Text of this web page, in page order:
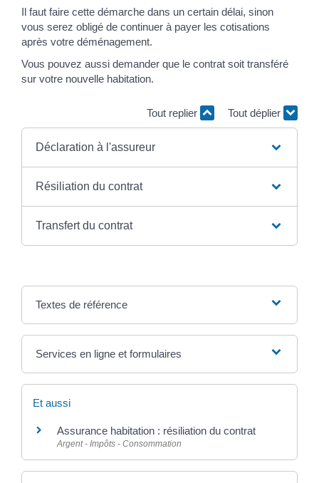
Il faut faire cette démarche dans un certain délai, sinon
vous serez obligé de continuer à payer les cotisations
après votre déménagement.
Vous pouvez aussi demander que le contrat soit transféré
sur votre nouvelle habitation.
Tout replier Tout déplier
Déclaration à l'assureur
Résiliation du contrat
Transfert du contrat
Textes de référence
Services en ligne et formulaires
Et aussi
Assurance habitation : résiliation du contrat
Argent - Impôts - Consommation